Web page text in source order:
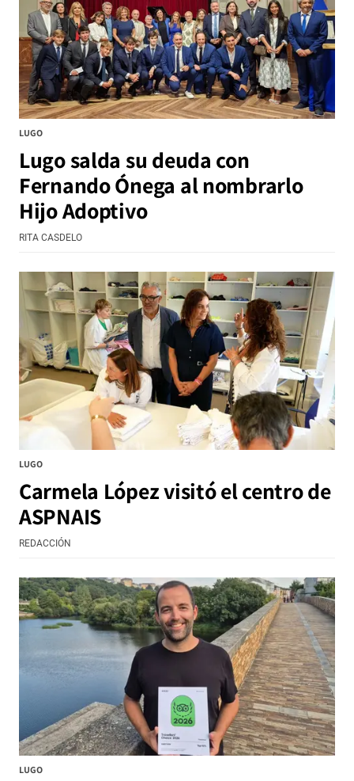
LUGO
Lugo salda su deuda con
Fernando Ónega al nombrarlo
Hijo Adoptivo
RITA CASDELO
LUGO
Carmela López visitó el centro de
ASPNAIS
REDACCIÓN
LUGO